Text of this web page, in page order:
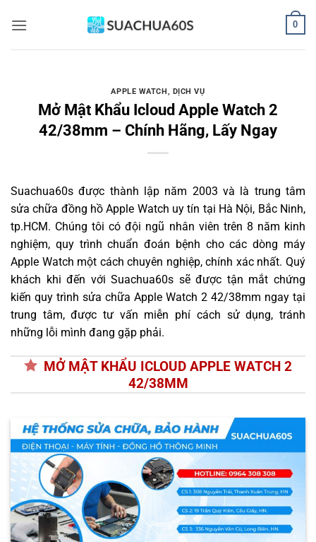
qua
0
APPLE WATCH, DỊCH VỤ
Mở Mật Khẩu Icloud Apple Watch 2
42/38mm – Chính Hãng, Lấy Ngay
Suachua60s được thành lập năm 2003 và là trung tâm
sửa chữa đồng hồ Apple Watch uy tín tại Hà Nội, Bắc Ninh,
tp.HCM. Chúng tôi có đội ngũ nhân viên trên 8 năm kinh
nghiệm, quy trình chuẩn đoán bệnh cho các dòng máy
Apple Watch một cách chuyên nghiệp, chính xác nhất. Quý
khách khi đến với Suachua60s sẽ được tận mắt chứng
kiến quy trình sửa chữa Apple Watch 2 42/38mm ngay tại
trung tâm, được tư vấn miễn phí cách sử dụng, tránh
những lỗi mình đang gặp phải.
MỞ MẬT KHẨU ICLOUD APPLE WATCH 2
42/38MM